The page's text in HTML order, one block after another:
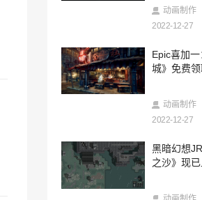
老外惊叹中国GPU崛起！但
法国要重踢世界杯决赛？阿
迷请愿 要求“法国停止哭泣”
2022-12-26
国产文字冒险游戏《妖闻录
上线 2023年Q1发售
2022-12-26
微软应用商店广告下月就来
多页面
2022-12-26
动画制作
2022-12-27
Epic喜加
城》免费领
动画制作
2022-12-27
黑暗幻想
之沙》现